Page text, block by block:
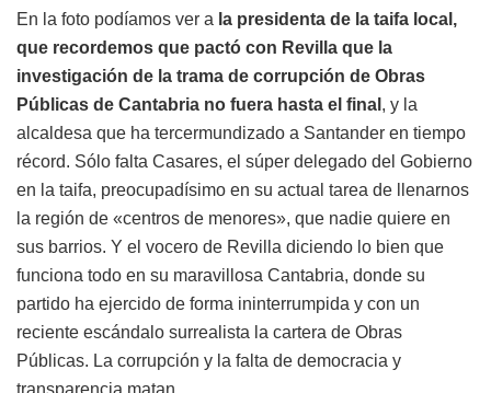
En la foto podíamos ver a la presidenta de la taifa local,
que recordemos que pactó con Revilla que la
investigación de la trama de corrupción de Obras
Públicas de Cantabria no fuera hasta el final , y la
alcaldesa que ha tercermundizado a Santander en tiempo
récord. Sólo falta Casares, el súper delegado del Gobierno
en la taifa, preocupadísimo en su actual tarea de llenarnos
la región de «centros de menores», que nadie quiere en
sus barrios. Y el vocero de Revilla diciendo lo bien que
funciona todo en su maravillosa Cantabria, donde su
partido ha ejercido de forma ininterrumpida y con un
reciente escándalo surrealista la cartera de Obras
Públicas. La corrupción y la falta de democracia y